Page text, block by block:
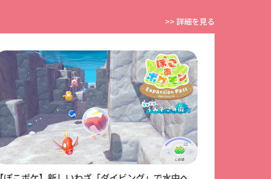
マンガ 2026/07/03
2026年7月「ジャンプコミックス」新刊情
報！ 『遊☆戯☆王OCGストラクチャー
ズ』12巻、『遊☆戯☆王 OCG STORIES』
7巻が本日発売！
>> 詳細を見る